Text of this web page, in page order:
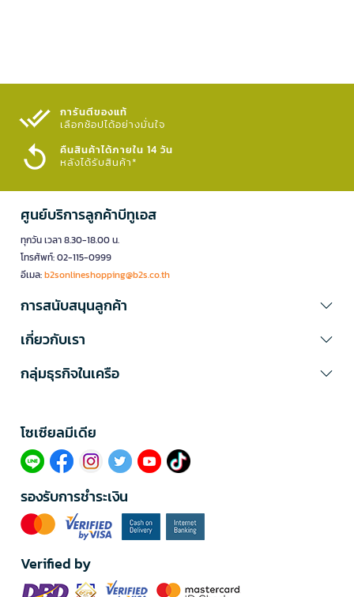
การันตีของแท้
เลือกช้อปได้อย่างมั่นใจ​
คืนสินค้าได้ภายใน 14 วัน
หลังได้รับสินค้า*
ศูนย์บริการลูกค้าบีทูเอส
ทุกวัน เวลา 8.30-18.00 น.
โทรศัพท์: 02-115-0999
อีเมล:b2sonlineshopping@b2s.co.th
การสนับสนุนลูกค้า
เกี่ยวกับเรา
กลุ่มธุรกิจในเครือ
โซเซียลมีเดีย​
รองรับการชำระเงิน
Verified by